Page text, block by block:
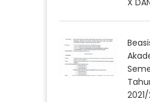
X